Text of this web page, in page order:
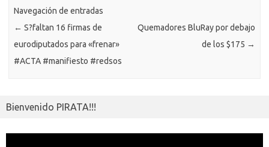
i
ti
r
Navegación de entradas
← S?faltan 16 firmas de
eurodiputados para «frenar»
#ACTA #manifiesto #redsos
Quemadores BluRay por debajo
de los $175 →
Bienvenido PIRATA!!!